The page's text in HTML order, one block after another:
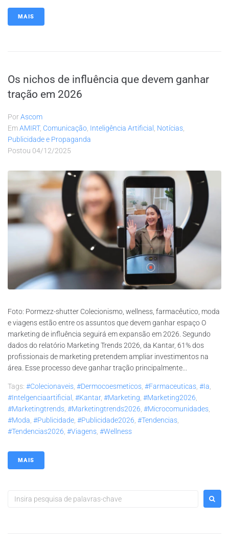
MAIS
Os nichos de influência que devem ganhar
tração em 2026
PorAscom
EmAMIRT, Comunicação Inteligência Artificial Notícias
Publicidade e Propaganda
Postou 04/12/2025
Foto: Pormezz-shutter Colecionismo, wellness, farmacêutico, moda
e viagens estão entre os assuntos que devem ganhar espaço O
marketing de influência seguirá em expansão em 2026. Segundo
dados do relatório Marketing Trends 2026, da Kantar, 61% dos
profissionais de marketing pretendem ampliar investimentos na
área. Esse processo deve ganhar tração principalmente...
Tags: #colecionaveis #dermocoesmeticos #farmaceuticas #ia
#intelgenciaartificial
#kantar, #marketing #marketing2026
#marketingtrends #marketingtrends2026 #microcomunidades
#moda #publicidade #publicidade2026 #tendencias
#tendencias2026 #viagens #wellness
MAIS